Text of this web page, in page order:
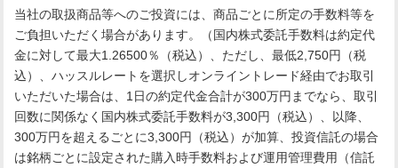
当社の取扱商品等へのご投資には、商品ごとに所定の手数料等を
ご負担いただく場合があります。（国内株式委託手数料は約定代
金に対して最大1.26500％（税込）、ただし、最低2,750円（税
込）、ハッスルレートを選択しオンライントレード経由でお取引
いただいた場合は、1日の約定代金合計が300万円までなら、取引
回数に関係なく国内株式委託手数料が3,300円（税込）、以降、
300万円を超えるごとに3,300円（税込）が加算、投資信託の場合
は銘柄ごとに設定された購入時手数料および運用管理費用（信託